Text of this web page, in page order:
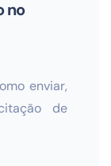
no
enviar,
de